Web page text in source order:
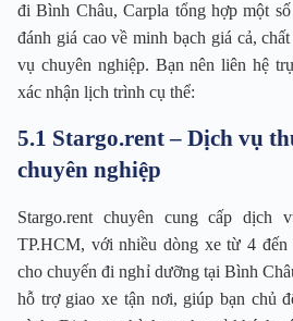
đi Bình Châu, Carpla tổng hợp một
đánh giá cao về minh bạch giá cả,
vụ chuyên nghiệp. Bạn nên liên hệ
xác nhận lịch trình cụ thể:
5.1 Stargo.rent – Dịch vụ
chuyên nghiệp
Stargo.rent chuyên cung cấp dịch
TP.HCM, với nhiều dòng xe từ 4
cho chuyến đi nghỉ dưỡng tại Bình
hỗ trợ giao xe tận nơi, giúp bạn chủ